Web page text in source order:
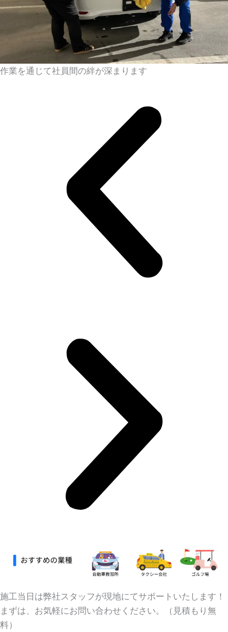
作業を通じて社員間の絆が深まります
施工当日は弊社スタッフが現地にてサポートいたします！
まずは、お気軽にお問い合わせください。（見積もり無
料）